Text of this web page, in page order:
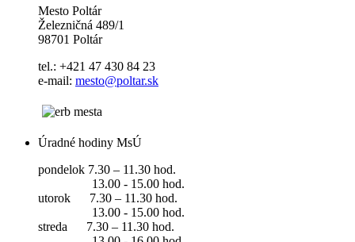
Mesto Poltár
Železničná 489/1
98701 Poltár
tel.: +421 47 430 84 23
e-mail: mesto@poltar.sk
Úradné hodiny MsÚ
pondelok 7.30 – 11.30 hod.
13.00 - 15.00 hod.
utorok 7.30 – 11.30 hod.
13.00 - 15.00 hod.
streda 7.30 – 11.30 hod.